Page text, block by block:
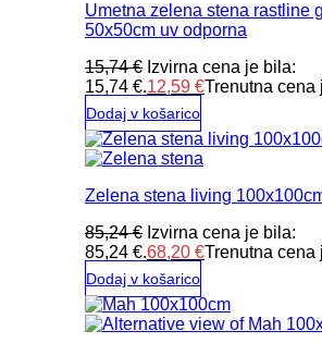
Umetna zelena stena rastline
50x50cm uv odporna
15,74€ Izvirna cena je bila:
15,74 €.12,59 €Trenutna cena
Dodaj v košarico
Zelena stena living
85,24€ Izvirna cena je bila:
85,24 €.68,20 €Trenutna cena
Dodaj v košarico